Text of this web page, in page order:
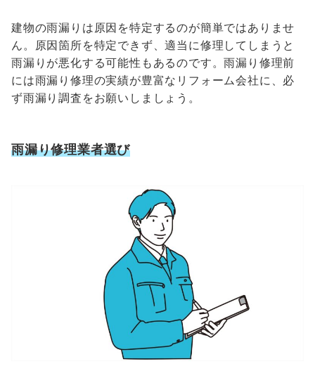
建物の雨漏りは原因を特定するのが簡単ではありませ
ん。原因箇所を特定できず、適当に修理してしまうと
雨漏りが悪化する可能性もあるのです。雨漏り修理前
には雨漏り修理の実績が豊富なリフォーム会社に、必
ず雨漏り調査をお願いしましょう。
雨漏り修理業者選び